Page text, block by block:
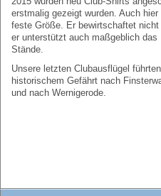
erstmalig gezeigt wurden. Auch
feste Größe. Er bewirtschaftet
er unterstützt auch maßgeblich das
Stände.
Unsere letzten Clubausflügel
historischem Gefährt nach
und nach Wernigerode.